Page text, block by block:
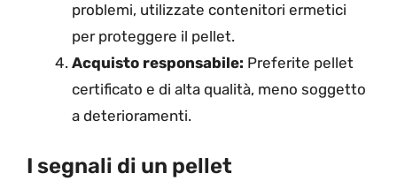
problemi, utilizzate contenitori ermetici
per proteggere il pellet.
Acquisto responsabile: Preferite pellet
certificato e di alta qualità, meno soggetto
a deterioramenti.
I segnali di un pellet